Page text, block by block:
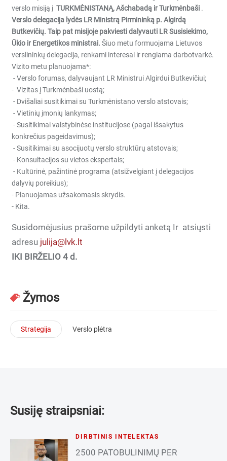
verslo misiją į TURKMĖNISTANĄ, Ašchabadą ir Turkmėnbaši .
Verslo delegacija lydės LR Ministrą Pirmininką p. Algirdą
Butkevičių. Taip pat misijoje pakviesti dalyvauti LR Susisiekimo,
Ūkio ir Energetikos ministrai. Šiuo metu formuojama Lietuvos
verslininkų delegacija, renkami interesai ir rengiama darbotvarkė.
Vizito metu planuojama*:
- Verslo forumas, dalyvaujant LR Ministrui Algirdui Butkevičiui;
- Vizitas į Turkmėnbaši uostą;
- Dvišaliai susitikimai su Turkmėnistano verslo atstovais;
- Vietinių įmonių lankymas;
- Susitikimai valstybinėse institucijose (pagal išsakytus
konkrečius pageidavimus);
- Susitikimai su asocijuotų verslo struktūrų atstovais;
- Konsultacijos su vietos ekspertais;
- Kultūrinė, pažintinė programa (atsižvelgiant į delegacijos
dalyvių poreikius);
- Planuojamas užsakomasis skrydis.
- Kita.
Susidomėjusius prašome užpildyti anketą Ir atsiųsti
adresu julija@lvk.lt
IKI BIRŽELIO 4 d.
Žymos
Strategija Verslo plėtra
Susiję straipsniai:
DIRBTINIS INTELEKTAS
2500 PATOBULINIMŲ PER